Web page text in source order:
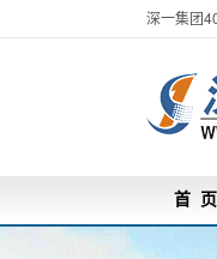
深一集团
首 页